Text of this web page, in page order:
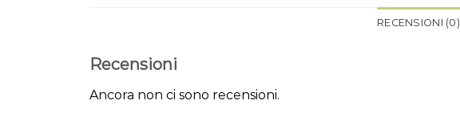
RECENSIONI (0)
Recensioni
Ancora non ci sono recensioni.